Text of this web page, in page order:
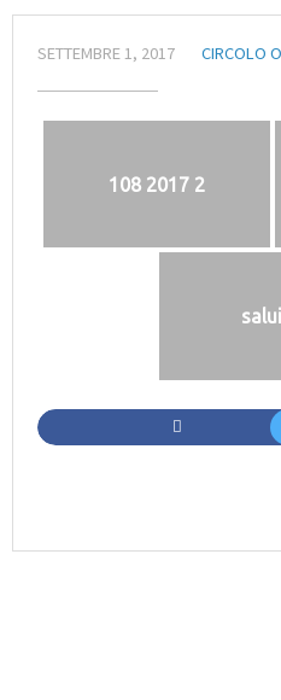
SETTEMBRE 1, 2017 CIRCOLO
108 2017 2